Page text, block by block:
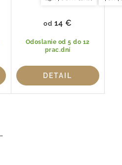
Odoslanie od 5 do 12
prac.dní
od 14 €
DETAIL